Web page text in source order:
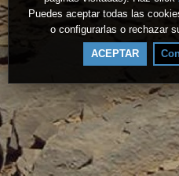
Puedes aceptar todas las
o configurarlas o rechazar
ACEPTAR